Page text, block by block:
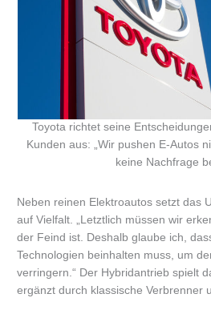
Toyota richtet seine
Kunden aus: „Wir pushen E-Autos
keine Nachfrage
Neben reinen Elektroautos setzt das
auf Vielfalt. „Letztlich müssen wir
der Feind ist. Deshalb glaube ich,
Technologien beinhalten muss, um
verringern.“ Der Hybridantrieb spielt
ergänzt durch klassische Verbrenner